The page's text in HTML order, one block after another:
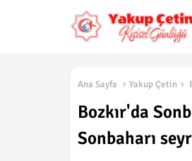
Ana Sayfa Yakup Çetin
Bozkır'da
Sonbaharı